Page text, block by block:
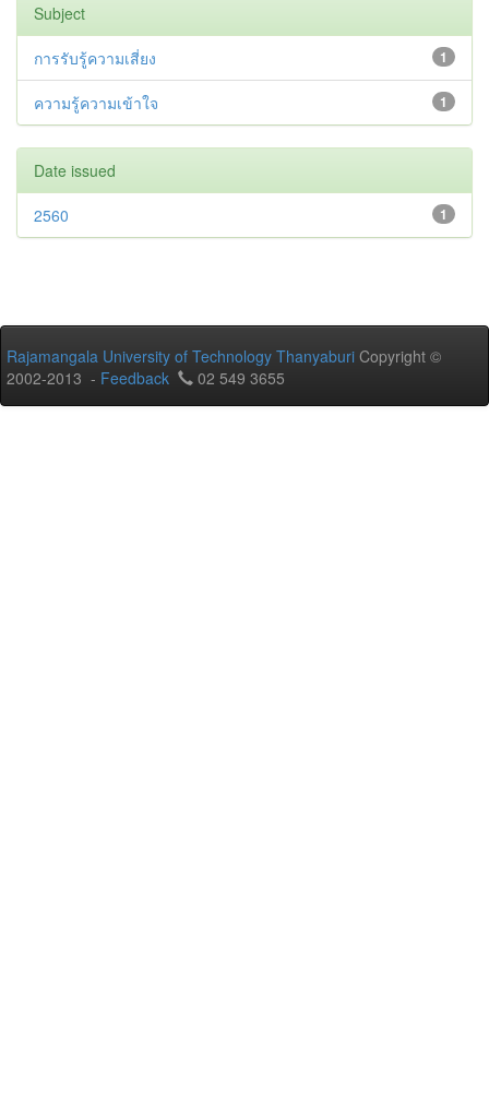
Subject
1
การรับรู้ความเสี่ยง
1
ความรู้ความเข้าใจ
Date issued
1
2560
Rajamangala University of Technology Thanyaburi Copyright ©
2002-2013 - Feedback 02 549 3655